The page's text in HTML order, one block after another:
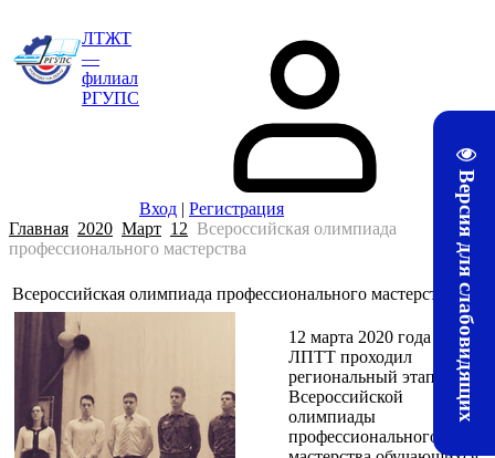
Версия для слабовидящих
ЛТЖТ
—
филиал
РГУПС
Вход | Регистрация
Главная 2020 Март 12 Всероссийская олимпиада
профессионального мастерства
23:08
Всероссийская олимпиада профессионального мастерства
12 марта 2020 года в
ЛПТТ проходил
региональный этап
Всероссийской
олимпиады
профессионального